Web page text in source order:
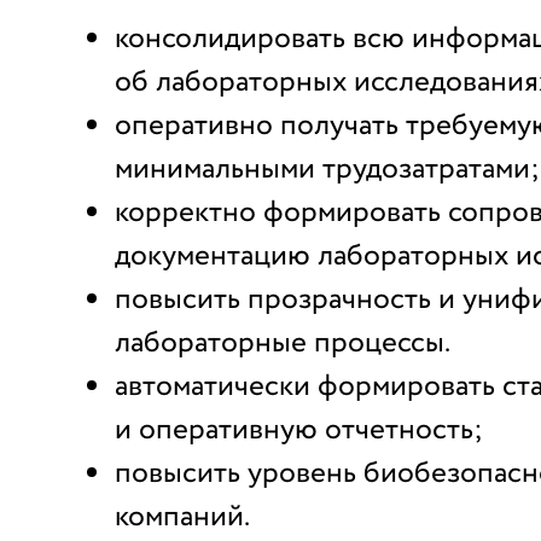
консолидировать всю
об лабораторных
оперативно получать
минимальными трудозатратами;
корректно формировать
документацию лабораторных
повысить прозрачность и
лабораторные процессы.
автоматически формировать
и оперативную отчетность;
повысить уровень
компаний.